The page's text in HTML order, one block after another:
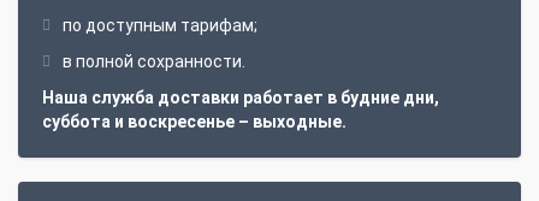
по доступным тарифам;
в полной сохранности.
Наша служба доставки работает в будние дни,
суббота и воскресенье – выходные.